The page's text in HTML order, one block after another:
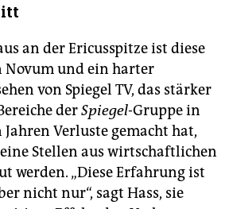
an der Ericusspitze ist diese
Novum und ein harter
von Spiegel TV, das stärker
derSpiegel-Gruppe in
Verluste gemacht hat,
Stellen aus wirtschaftlichen
werden. „Diese Erfahrung ist
nicht nur“, sagt Hass, sie